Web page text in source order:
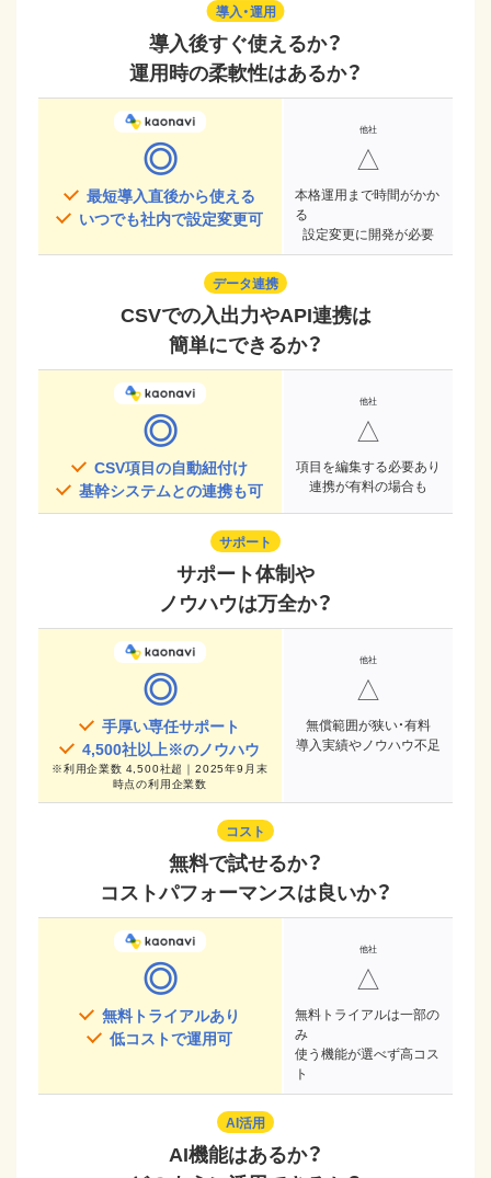
導入・運用
導入後すぐ使えるか？
運用時の柔軟性はあるか？
◎
最短導入直後から使える
いつでも社内で設定変更可
△
本格運用まで時間がかか
る
設定変更に開発が必要
データ連携
CSVでの入出力やAPI連携は
簡単にできるか？
◎
CSV項目の自動紐付け
基幹システムとの連携も可
△
項目を編集する必要あり
連携が有料の場合も
サポート
サポート体制や
ノウハウは万全か？
◎
手厚い専任サポート
4,500社以上※のノウハウ
※利用企業数 4,500社超｜2025年9月末
時点の利用企業数
△
無償範囲が狭い・有料
導入実績やノウハウ不足
コスト
無料で試せるか？
コストパフォーマンスは良いか？
◎
無料トライアルあり
低コストで運用可
△
無料トライアルは一部の
み
使う機能が選べず高コス
ト
AI活用
AI機能はあるか？